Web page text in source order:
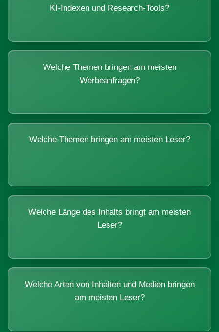
KI-Indexen und Research-Tools?
Welche Themen bringen am meisten
Werbeanfragen?
Welche Themen bringen am meisten Leser?
Welche Länge des Inhalts bringt am meisten
Leser?
Welche Arten von Inhalten und Medien bringen
am meisten Leser?